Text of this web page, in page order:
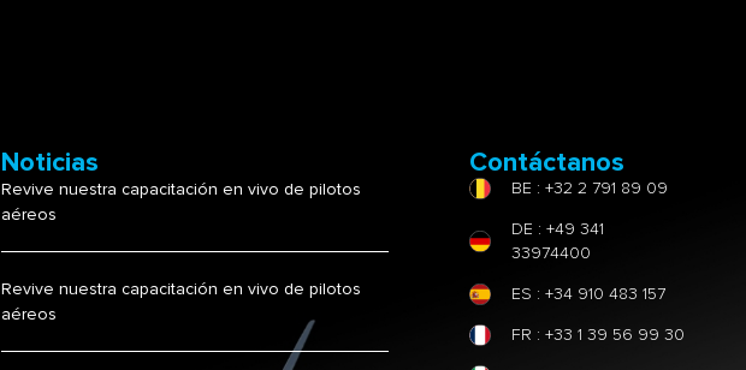
Noticias
Revive nuestra capacitación en vivo de pilotos
aéreos
Revive nuestra capacitación en vivo de pilotos
aéreos
Contáctanos
BE : +32 2 791 89 09
DE : +49 341
33974400
ES : +34 910 483 157
FR : +33 1 39 56 99 30